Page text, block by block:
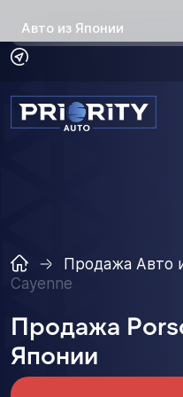
Авто из Японии
Продажа Авто
Cayenne
Продажа
Японии